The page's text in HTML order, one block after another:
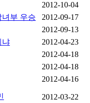
2012-10-04
부 우승 2012-09-17
2012-09-13
냐 2012-04-23
2012-04-18
2012-04-18
2012-04-16
2012-03-22